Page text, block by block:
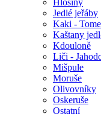
Hlošiny
Jedlé jeřáby
Kaki -
Kaštany
Kdouloně
Liči -
Mišpule
Moruše
Olivovníky
Oskeruše
Ostatní